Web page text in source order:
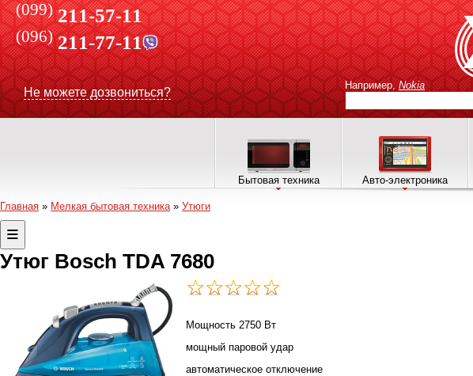
(099) 211-57-11
(096)211-77-11
Не можете дозвониться?
Например, Nokia
Бытовая техника Авто-электроника
Главная » Мелкая бытовая техника» Утюги
Утюг Bosch TDA 7680
Мощность 2750 Вт
мощный паровой удар
автоматическое отключение